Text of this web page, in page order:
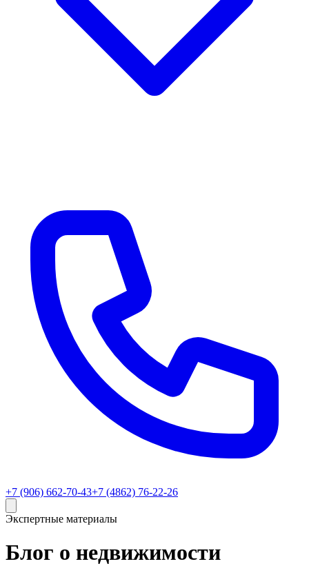
+7 (906) 662-70-43+7 (4862) 76-22-26
Экспертные материалы
Блог о недвижимости